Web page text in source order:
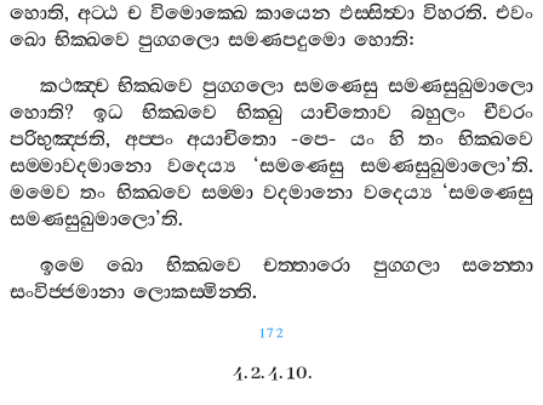
හොති, අට‍්ඨ ච විමොක‍්ඛෙ කායෙන ඵස‍්සිත්‍වා විහරති. එවං
ඛො භික‍්ඛවෙ පුග‍්ගලො සමණපදුමො හොති:
කථඤ‍්ච භික‍්ඛවෙ පුග‍්ගලො සමණෙසු සමණසුඛුමාලො
හොති? ඉධ භික‍්ඛවෙ භික‍්ඛු යාචිතොව බහුලං
චීවරං
පරිභුඤ‍්ජති, අප‍්පං අයාචිතො -පෙ-යං හි තං
භික‍්ඛවෙ
සම‍්මාවදමානො
වදෙය්‍ය ‘සමණෙසු සමණසුඛුමාලො’ති.
මමෙව තං භික‍්ඛවෙ සම‍්මා වදමානො වදෙය්‍ය ‘සමණෙසු
සමණසුඛුමාලො’ති.
ඉමෙ
ඛො භික‍්ඛවෙ චත‍්තාරො පුග‍්ගලා
සන‍්තො
සංවිජ‍්ජමානා ලොකස‍්මින‍්ති.
172
4. 2. 4. 10.